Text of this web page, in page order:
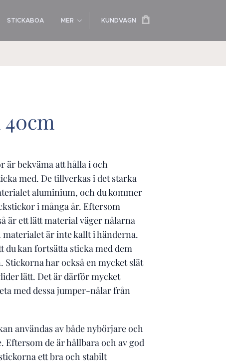
STICKABOA MER KUNDVAGN
är bekväma att hålla i och
med. De tillverkas i det starka
aluminium, och du kommer
i många år. Eftersom
är ett lätt material väger nålarna
är inte kallt i händerna.
du kan fortsätta sticka med dem
Stickorna har också en mycket slät
lätt. Det är därför mycket
med dessa jumper-nålar från
användas av både nybörjare och
Eftersom de är hållbara och av god
ett bra och stabilt